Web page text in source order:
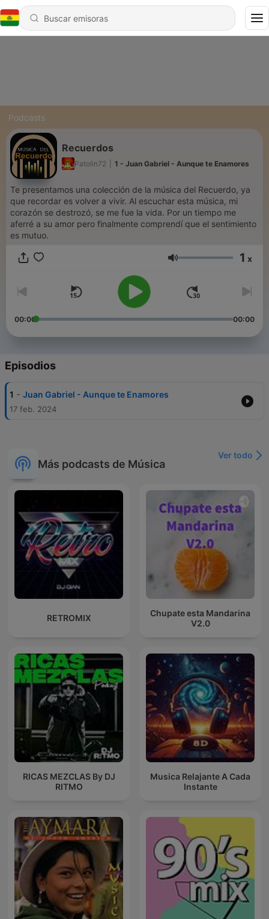
Podcasts
Recuerdos
Patolin72 1 - Juan Gabriel - Aunque te Enamores
Te presentamos una colección de la música del Recuerdo, ya
que recordar es volver a vivir. Al escuchar esta música, mi
corazón se destrozó, se me fue la vida. Por un tiempo me
aferré a su amor pero finalmente comprendí que el sentimiento
es mutuo.
Volumen 1 x
00:00 00:00
Episodios
1 - Juan Gabriel - Aunque te Enamores
17 feb. 2024
Más podcasts de Música
Ver todo
RETROMIX
Chupate esta Mandarina
V2.0
RICAS MEZCLAS By DJ
RITMO
Musica Relajante A Cada
Instante